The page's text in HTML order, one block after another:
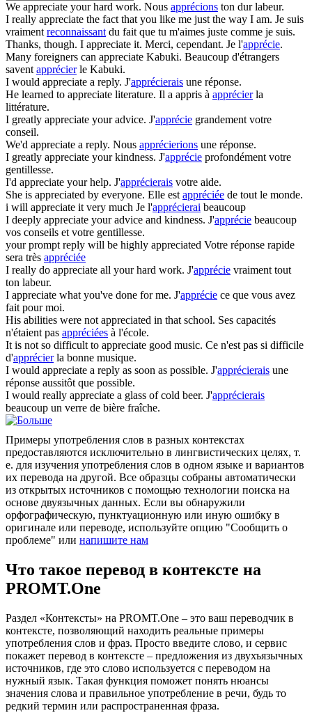
We appreciate your hard work. Nous apprécions ton dur labeur.
I really appreciate the fact that you like me just the way I am. Je suis
vraimentreconnaissantdu fait que tu m'aimes juste comme je suis.
Thanks, though. I appreciate it. Merci, cependant. Je l'apprécie.
Many foreigners can appreciate Kabuki. Beaucoup d'étrangers
saventapprécierle Kabuki.
I would appreciate a reply. J'apprécierais une réponse.
He learned to appreciate literature. Il a appris à apprécierla
littérature.
I greatly appreciate your advice. J'apprécie grandement votre
conseil.
We'd appreciate a reply. Nous apprécierions une réponse.
I greatly appreciate your kindness. J'apprécie profondément votre
gentillesse.
I'd appreciate your help. J'apprécierais votre aide.
She is appreciated by everyone. Elle estappréciée de tout le monde.
i will appreciate it very much Je l'apprécierai beaucoup
I deeply appreciate your advice and kindness. J'apprécie beaucoup
vos conseils et votre gentillesse.
your prompt reply will be highly appreciated Votre réponse rapide
sera très appréciée
I really do appreciate all your hard work. J'apprécie vraiment tout
ton labeur.
I appreciate what you've done for me. J'apprécie ce que vous avez
fait pour moi.
His abilities were notappreciated in that school. Ses capacités
n'étaient pas appréciées à l'école.
It is not so difficult to appreciate good music. Ce n'est pas si difficile
d'apprécierla bonne musique.
I would appreciate a reply as soon as possible. J'apprécierais une
réponse aussitôt que possible.
I would really appreciate a glass of cold beer. J'apprécierais
beaucoup un verre de bière fraîche.
Примеры употребления слов в разных контекстах
предоставляются исключительно в лингвистических целях, т.
е. для изучения употребления слов в одном языке и вариантов
их перевода на другой. Все образцы собраны автоматически
из открытых источников с помощью технологии поиска на
основе двуязычных данных. Если вы обнаружили
орфографическую, пунктуационную или иную ошибку в
оригинале или переводе, используйте опцию "Сообщить о
проблеме" или напишите нам
Что такое перевод в контексте на
PROMT.One
Раздел «Контексты» на PROMT.One – это ваш переводчик в
контексте, позволяющий находить реальные примеры
употребления слов и фраз. Просто введите слово, и сервис
покажет перевод в контексте – предложения из двухъязычных
источников, где это слово используется с переводом на
нужный язык. Такая функция поможет понять нюансы
значения слова и правильное употребление в речи, будь то
редкий термин или распространенная фраза.